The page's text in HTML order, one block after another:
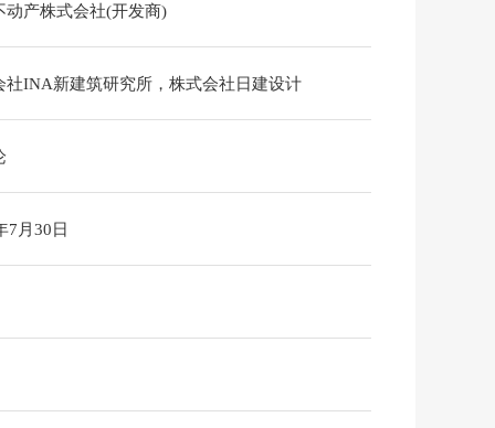
动产株式会社(开发商)
社INA新建筑研究所，株式会社日建设计
7月30日